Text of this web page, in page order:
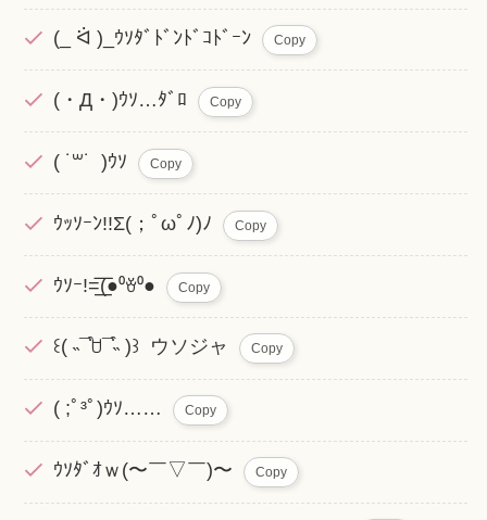
(_ ᐛ )_ｳｿﾀﾞﾄﾞﾝﾄﾞｺﾄﾞｰﾝ Copy
(・Д・)ｳｿ…ﾀﾞﾛ Copy
( ˙꒳​˙ )ｳｿ Copy
ｳｯｿｰﾝ!!Σ(；ﾟωﾟﾉ)ﾉ Copy
ｳｿｰ!=͟͟͞͞(●⁰ꈊ⁰● Copy
꒰( ˵¯͒ꇴ¯͒˵ )꒱ ウソジャ Copy
( ;ﾟ³ﾟ)ｳｿ…… Copy
ｳｿﾀﾞｵｗ(〜￣▽￣)〜 Copy